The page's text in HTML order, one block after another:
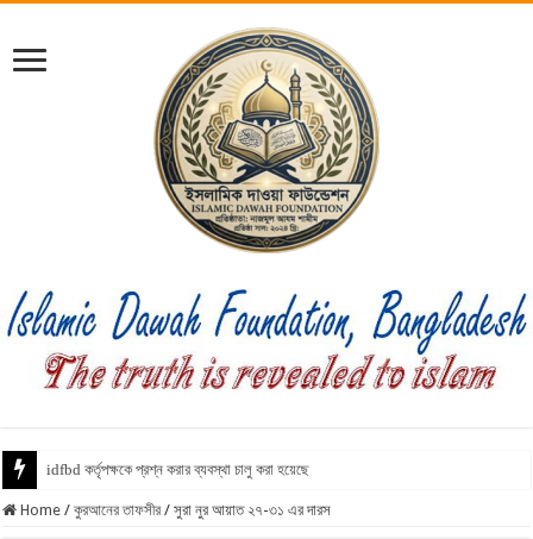
ইনফাক ফি স
Home / কুরআনের তাফসীর / সুরা নুর আয়াত ২৭-৩১ এর দারস